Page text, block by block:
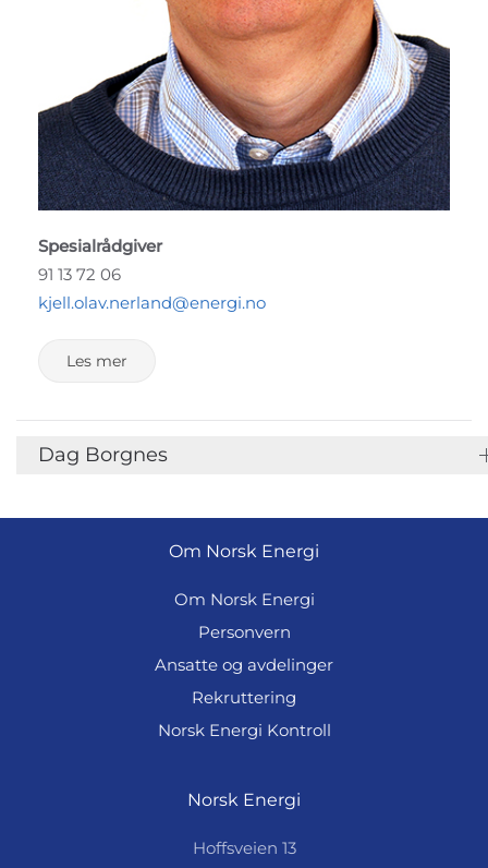
Spesialrådgiver
91 13 72 06
kjell.olav.nerland@energi.no
Les mer
Dag Borgnes
Om Norsk Energi
Om Norsk Energi
Personvern
Ansatte og avdelinger
Rekruttering
Norsk Energi Kontroll
Norsk Energi
Hoffsveien 13